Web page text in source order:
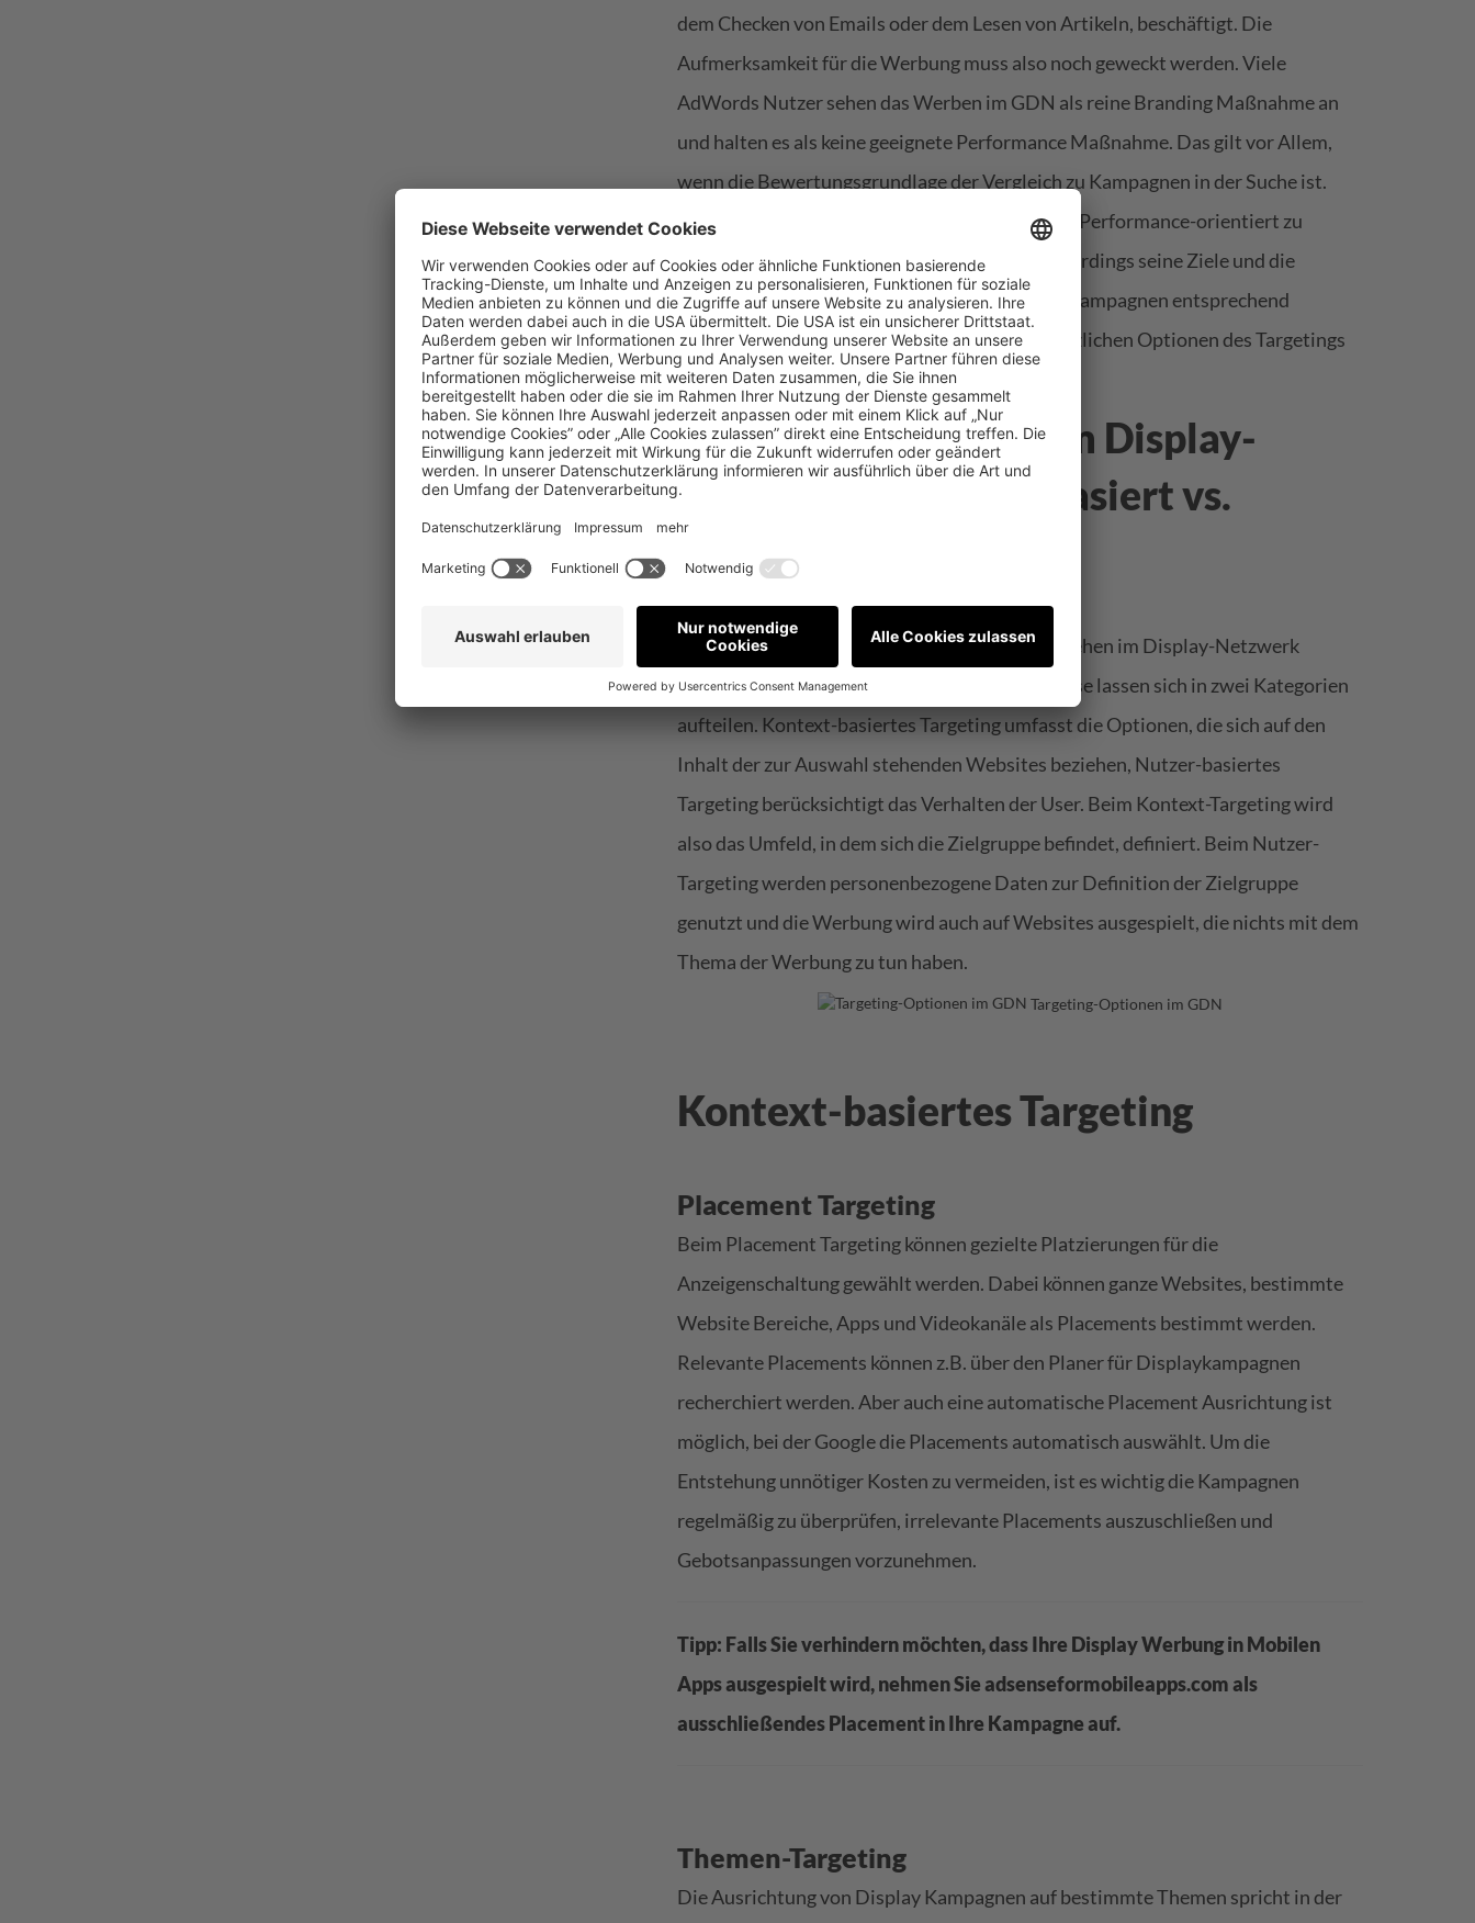
dem Checken von Emails oder dem Lesen von Artikeln, beschäftigt. Die
Aufmerksamkeit für die Werbung muss also noch geweckt werden. Viele
AdWords Nutzer sehen das Werben im GDN als reine Branding Maßnahme an
und halten es als keine geeignete Performance Maßnahme. Das gilt vor Allem,
wenn die Bewertungsgrundlage der Vergleich zu Kampagnen in der Suche ist.
Doch auch im Display-Netzwerk ist es möglich, Performance-orientiert zu
arbeiten. Um das zu ermöglichen, muss man allerdings seine Ziele und die
gewünschte Audience kennen und die Display Kampagnen entsprechend
aussteuern. Im Folgenden werden die grundsätzlichen Optionen des Targetings
im GDN erklärt.
Targeting-Optionen im Display-
Netzwerk: Kontext-basiert vs.
Nutzer-basiert
Um die gewünschte Zielgruppe zu erreichen, stehen im Display-Netzwerk
diverse Targeting-Optionen zur Verfügung. Diese lassen sich in zwei Kategorien
aufteilen. Kontext-basiertes Targeting umfasst die Optionen, die sich auf den
Inhalt der zur Auswahl stehenden Websites beziehen, Nutzer-basiertes
Targeting berücksichtigt das Verhalten der User. Beim Kontext-Targeting wird
also das Umfeld, in dem sich die Zielgruppe befindet, definiert. Beim Nutzer-
Targeting werden personenbezogene Daten zur Definition der Zielgruppe
genutzt und die Werbung wird auch auf Websites ausgespielt, die nichts mit dem
Thema der Werbung zu tun haben.
Targeting-Optionen im GDN
Kontext-basiertes Targeting
Placement Targeting
Beim Placement Targeting können gezielte Platzierungen für die
Anzeigenschaltung gewählt werden. Dabei können ganze Websites, bestimmte
Website Bereiche, Apps und Videokanäle als Placements bestimmt werden.
Relevante Placements können z.B. über den Planer für Displaykampagnen
recherchiert werden. Aber auch eine automatische Placement Ausrichtung ist
möglich, bei der Google die Placements automatisch auswählt. Um die
Entstehung unnötiger Kosten zu vermeiden, ist es wichtig die Kampagnen
regelmäßig zu überprüfen, irrelevante Placements auszuschließen und
Gebotsanpassungen vorzunehmen.
Tipp: Falls Sie verhindern möchten, dass Ihre Display Werbung in Mobilen
Apps ausgespielt wird, nehmen Sie adsenseformobileapps.com als
ausschließendes Placement in Ihre Kampagne auf.
Themen-Targeting
Die Ausrichtung von Display Kampagnen auf bestimmte Themen spricht in der